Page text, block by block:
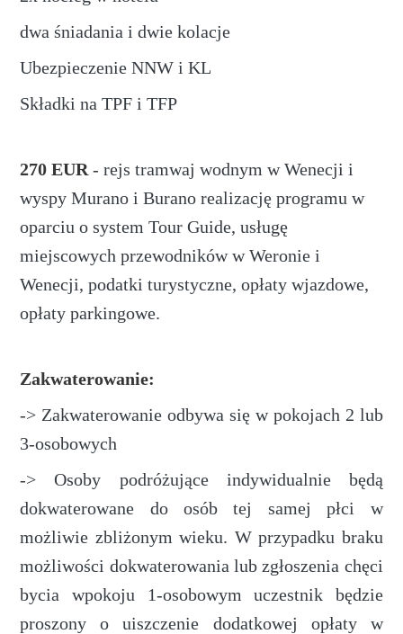
dwa śniadania i dwie kolacje
Ubezpieczenie NNW i KL
Składki na TPF i TFP
270 EUR-rejs tramwaj wodnym w Wenecji i
wyspy Murano i Burano realizację programu w
oparciu o system Tour Guide, usługę
miejscowych przewodników w Weronie i
Wenecji, podatki turystyczne, opłaty wjazdowe,
opłaty parkingowe.
Zakwaterowanie:
-> Zakwaterowanie odbywa się w pokojach 2 lub
3-osobowych
-> Osoby podróżujące indywidualnie będą
dokwaterowane do osób tej samej płci w
możliwie zbliżonym wieku. W przypadku braku
możliwości dokwaterowania lub zgłoszenia chęci
bycia wpokoju 1-osobowym uczestnik będzie
proszony o uiszczenie dodatkowej opłaty w